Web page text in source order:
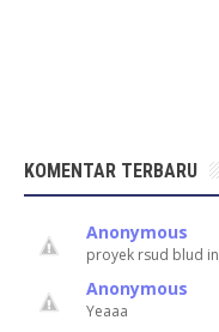
KOMENTAR TERBARU
Anonymous
proyek rsud blud
Anonymous
Yeaaa